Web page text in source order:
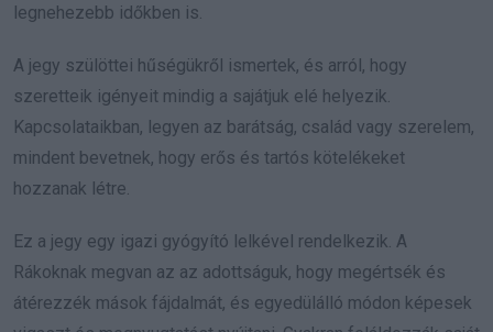
legnehezebb időkben is.
A jegy szülöttei hűségükről ismertek, és arról, hogy
szeretteik igényeit mindig a sajátjuk elé helyezik.
Kapcsolataikban, legyen az barátság, család vagy szerelem,
mindent bevetnek, hogy erős és tartós kötelékeket
hozzanak létre.
Ez a jegy egy igazi gyógyító lelkével rendelkezik. A
Rákoknak megvan az az adottságuk, hogy megértsék és
átérezzék mások fájdalmát, és egyedülálló módon képesek